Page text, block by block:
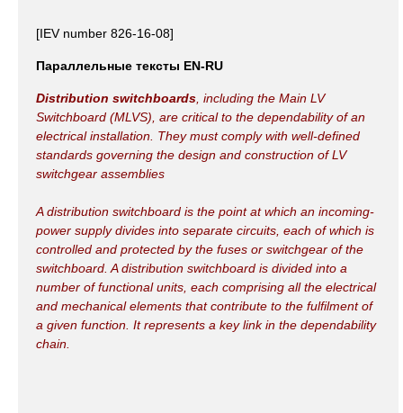
[IEV number 826-16-08]
Параллельные тексты EN-RU
Distribution switchboards , including the Main LV
Switchboard (MLVS), are critical to the dependability of an
electrical installation. They must comply with well-defined
standards governing the design and construction of LV
switchgear assemblies
A distribution switchboard is the point at which an incoming-
power supply divides into separate circuits, each of which is
controlled and protected by the fuses or switchgear of the
switchboard. A distribution switchboard is divided into a
number of functional units, each comprising all the electrical
and mechanical elements that contribute to the fulfilment of
a given function. It represents a key link in the dependability
chain.